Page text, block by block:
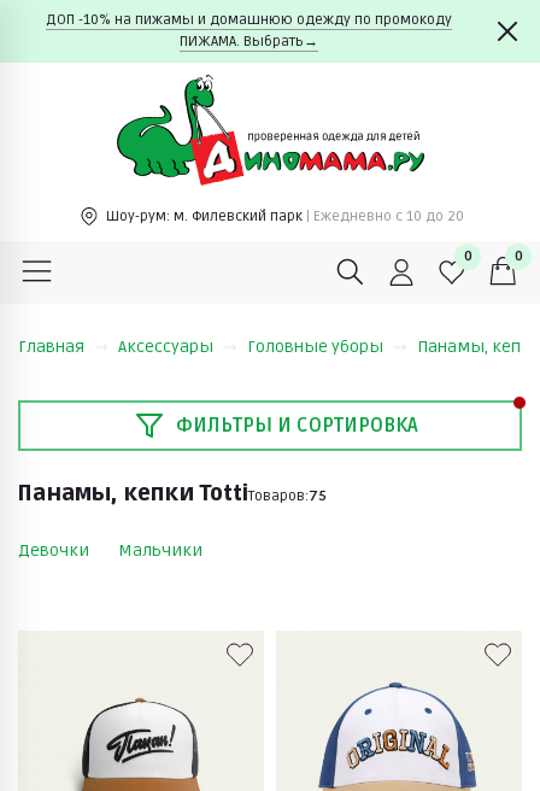
ДОП -10% на пижамы и домашнюю одежду по промокоду
ПИЖАМА. Выбрать→
Шоу-рум: м. Филевский парк | Ежедневно c 10 до 20
0 0
Главная Аксессуары Головные уборы Панамы, кепки
ФИЛЬТРЫ И СОРТИРОВКА
Панамы, кепки TottiТоваров:75
Девочки Мальчики